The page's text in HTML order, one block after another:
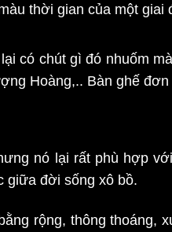
thời gian của một giai
có chút gì đó nhuốm
Hoàng,.. Bàn ghế
nó lại rất phù hợp
giữa đời sống xô bồ.
rộng, thông thoáng,